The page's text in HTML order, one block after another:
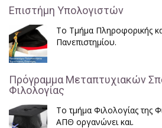
Επιστήμη Υπολογιστών
Το Τμήμα Πληροφορικής
Πανεπιστημίου.
Πρόγραμμα Μεταπτυχιακών
Φιλολογίας
Το τμήμα Φιλολογίας της
ΑΠΘ οργανώνει και.